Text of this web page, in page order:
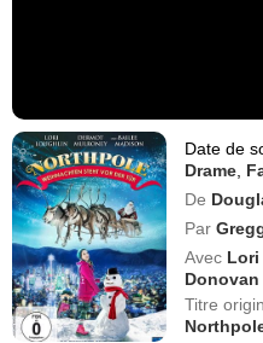
Date de
Drame
De
Par
Avec
Titre